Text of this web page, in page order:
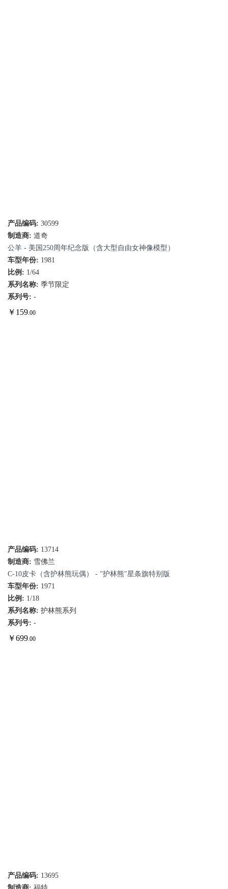
产品编码: 30599
制造商: 道奇
公羊 - 美国250周年纪念版（含大型自由女神像模型）
车型年份: 1981
比例: 1/64
系列名称: 季节限定
系列号: -
￥ 159.00
产品编码: 13714
制造商: 雪佛兰
C-10皮卡（含护林熊玩偶） - "护林熊"星条旗特别版
车型年份: 1971
比例: 1/18
系列名称: 护林熊系列
系列号: -
￥699.00
产品编码: 13695